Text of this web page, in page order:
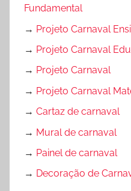
Fundamental
→ Projeto Carnaval
→ Projeto Carnaval
→ Projeto Carnaval
→ Projeto Carnaval
→ Cartaz de carnaval
→ Mural de carnaval
→ Painel de carnaval
→ Decoração de